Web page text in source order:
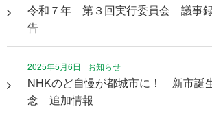
令和７年 第３回実行委員会 議事
告
2025年5月6日 お知らせ
NHKのど自慢が都城市に！ 新市誕
念 追加情報